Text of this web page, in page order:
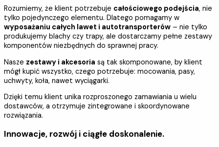
Rozumiemy, że klient potrzebuje całościowego podejścia, nie
tylko pojedynczego elementu. Dlatego pomagamy w
wyposażaniu całych lawet i autotransporterów – nie tylko
produkujemy blachy czy trapy, ale dostarczamy pełne zestawy
komponentów niezbędnych do sprawnej pracy.
Nasze zestawy i akcesoria są tak skomponowane, by klient
mógł kupić wszystko, czego potrzebuje: mocowania, pasy,
uchwyty, koła, nawet wyciągarki.
Dzięki temu klient unika rozproszonego zamawiania u wielu
dostawców, a otrzymuje zintegrowane i skoordynowane
rozwiązania.
Innowacje, rozwój i ciągłe doskonalenie.